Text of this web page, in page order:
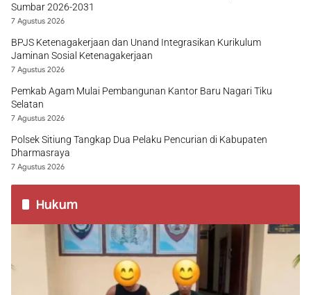
Sumbar 2026-2031
7 Agustus 2026
BPJS Ketenagakerjaan dan Unand Integrasikan Kurikulum
Jaminan Sosial Ketenagakerjaan
7 Agustus 2026
Pemkab Agam Mulai Pembangunan Kantor Baru Nagari Tiku
Selatan
7 Agustus 2026
Polsek Sitiung Tangkap Dua Pelaku Pencurian di Kabupaten
Dharmasraya
7 Agustus 2026
Hukum